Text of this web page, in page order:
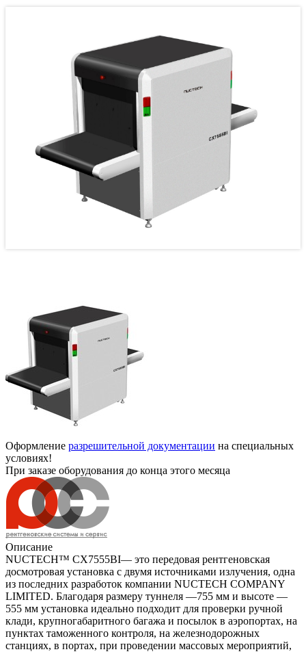
Оформление разрешительной документации на специальных
условиях!
При заказе оборудования до конца этого месяца
Описание
NUCTECH™ CX7555BI— это передовая рентгеновская
досмотровая установка с двумя источниками излучения, одна
из последних разработок компании NUCTECH COMPANY
LIMITED. Благодаря размеру туннеля —755 мм и высоте —
555 мм установка идеально подходит для проверки ручной
клади, крупногабаритного багажа и посылок в аэропортах, на
пунктах таможенного контроля, на железнодорожных
станциях, в портах, при проведении массовых мероприятий,